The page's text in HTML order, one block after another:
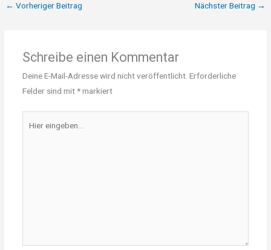
← Vorheriger Beitrag Nächster Beitrag →
Schreibe einen Kommentar
Deine E-Mail-Adresse wird nicht veröffentlicht. Erforderliche
Felder sind mit*markiert
eingeben…